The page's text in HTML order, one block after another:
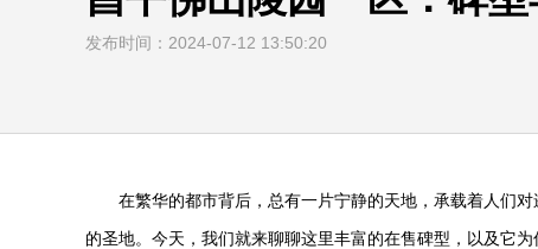
发布时间：2024-07-12 13:50:20
在繁华的都市背后，总有一片宁静的天地，承载着人们
的圣地。今天，我们就来聊聊这里丰富的在售碑型，以及它为